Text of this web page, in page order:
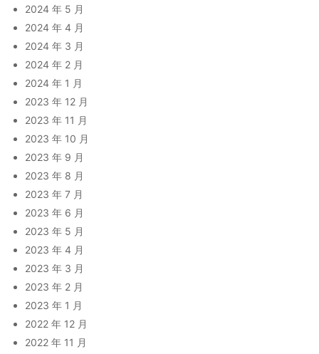
2024 年 5 月
2024 年 4 月
2024 年 3 月
2024 年 2 月
2024 年 1 月
2023 年 12 月
2023 年 11 月
2023 年 10 月
2023 年 9 月
2023 年 8 月
2023 年 7 月
2023 年 6 月
2023 年 5 月
2023 年 4 月
2023 年 3 月
2023 年 2 月
2023 年 1 月
2022 年 12 月
2022 年 11 月